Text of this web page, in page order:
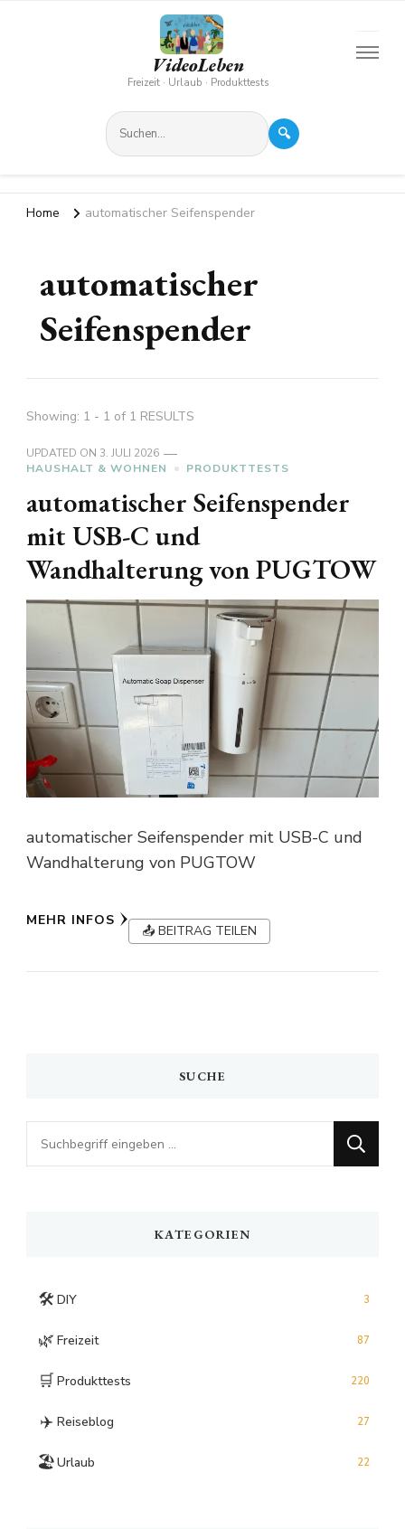
VideoLeben
Freizeit · Urlaub · Produkttests
🔍
Home automatischer Seifenspender
automatischer
Seifenspender
Showing: 1 - 1 of 1 RESULTS
UPDATED ON 3. JULI 2026
HAUSHALT & WOHNEN
PRODUKTTESTS
automatischer Seifenspender
mit USB-C und
Wandhalterung von PUGTOW
automatischer Seifenspender mit USB-C und
Wandhalterung von PUGTOW
MEHR INFOS
📤 BEITRAG TEILEN
SUCHE
Looking
for
KATEGORIEN
🛠️ DIY 3
🌿 Freizeit 87
🛒 Produkttests 220
✈️ Reiseblog 27
🏖️Urlaub 22